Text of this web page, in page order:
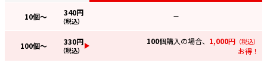
販売終了品
10個～ 340円
（税込）
—
100個～ 330円
（税込）
100個購入の場合、 1,000円 （税込）
お得！